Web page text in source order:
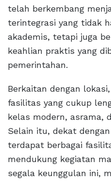
telah berkembang
terintegrasi yang tidak
akademis, tetapi juga
keahlian praktis yang
pemerintahan.
Berkaitan dengan
fasilitas yang cukup
kelas modern, asrama,
Selain itu, dekat
terdapat berbagai
mendukung kegiatan
segala keunggulan ini,